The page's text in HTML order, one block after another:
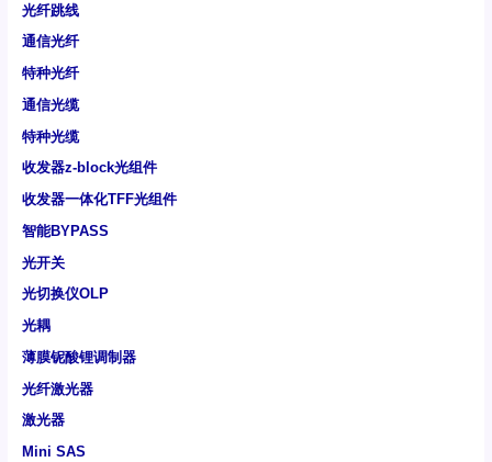
光纤跳线
通信光纤
特种光纤
通信光缆
特种光缆
收发器z-block光组件
收发器一体化TFF光组件
智能BYPASS
光开关
光切换仪OLP
光耦
薄膜铌酸锂调制器
光纤激光器
激光器
Mini SAS